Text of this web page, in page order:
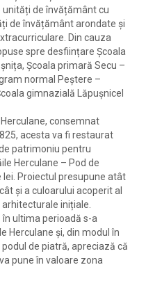
de învățământ cu
de învățământ arondate și
Din cauza
spre desființare Școala
Școala primară Secu –
normal Peştere –
gimnazială Lăpușnicel
consemnat
acesta va fi restaurat
patrimoniu pentru
Herculane – Pod de
lei. Proiectul presupune atât
și a culoarului acoperit al
inițiale.
ultima perioadă s-a
Herculane și, din modul în
de piatră, apreciază că
pune în valoare zona